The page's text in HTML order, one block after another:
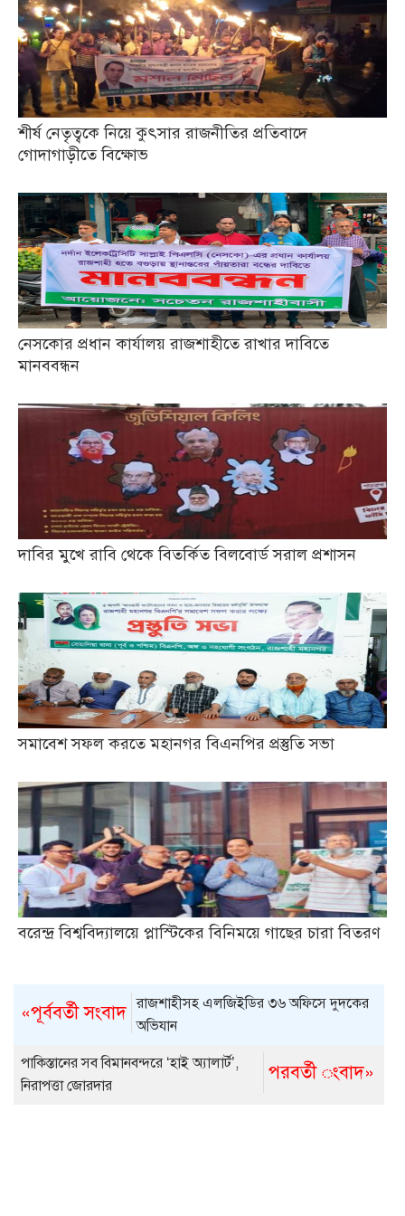
শীর্ষ নেতৃত্বকে নিয়ে কুৎসার রাজনীতির প্রতিবাদে
গোদাগাড়ীতে বিক্ষোভ
নেসকোর প্রধান কার্যালয় রাজশাহীতে রাখার দাবিতে
মানববন্ধন
দাবির মুখে রাবি থেকে বিতর্কিত বিলবোর্ড সরাল প্রশাসন
সমাবেশ সফল করতে মহানগর বিএনপির প্রস্তুতি সভা
বরেন্দ্র বিশ্ববিদ্যালয়ে প্লাস্টিকের বিনিময়ে গাছের চারা বিতরণ
«পূর্ববর্তী সংবাদ রাজশাহীসহ এলজিইডির ৩৬ অফিসে দুদকের
অভিযান
পরবর্তী ংবাদ»
পাকিস্তানের সব বিমানবন্দরে ‘হাই অ্যালার্ট’,
নিরাপত্তা জোরদার